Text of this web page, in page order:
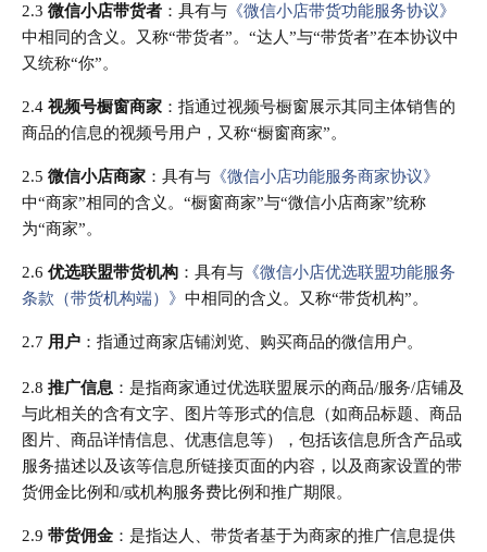
2.3 微信小店带货者 ：具有与 《微信小店带货功能服务协议》
中相同的含义。又称“带货者”。“达人”与“带货者”在本协议中
又统称“你”。
2.4 视频号橱窗商家 ：指通过视频号橱窗展示其同主体销售的
商品的信息的视频号用户 ，又称“橱窗商家”。
2.5 微信小店商家 ：具有与 《微信小店功能服务商家协议》
中“商家”相同的含义。 “橱窗商家”与“微信小店商家”统称
为“商家”。
2.6 优选联盟带货机构 ：具有与 《微信小店优选联盟功能服务
条款（带货机构端）》 中相同的含义。又称“带货机构”。
2.7 用户 ：指通过商家店铺浏览、购买商品的微信用户。
2.8 推广信息 ：是指商家通过优选联盟展示的商品/服务/店铺及
与此相关的含有文字、图片等形式的信息（如商品标题、商品
图片、商品详情信息、优惠信息等），包括该信息所含产品或
服务描述以及该等信息所链接页面的内容，以及商家设置的带
货佣金比例和/或机构服务费比例和推广期限。
2.9 带货佣金 ：是指达人、带货者基于为商家的推广信息提供